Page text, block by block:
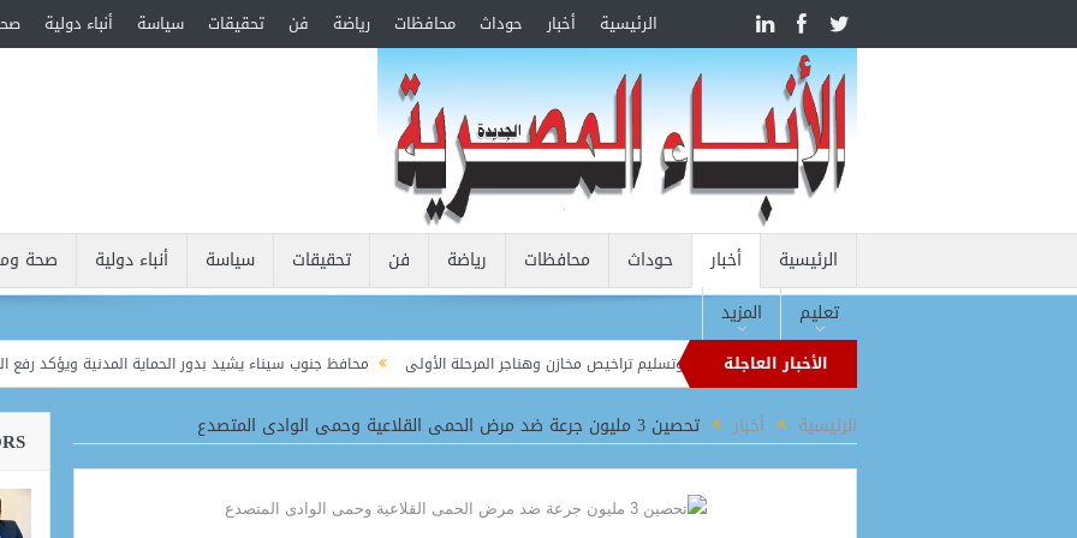
الرئيسية أخبار حوداث محافظات رياضة فن تحقيقات سياسة أنباء دولية
الرئيسية أخبار حوداث محافظات رياضة فن تحقيقات سياسة أنباء دولية صحة
تعليم
المزيد
الأخبار العاجلة
جنوب سيناء يوجه بسرعة استكمال تطوير الرويسات وتسليم تراخيص مخازن وهناجر المرحلة الأولى محافظ جنوب سيناء يشيد بدور الحماية المدنية ويؤكد رفع
يتحرك لضم جيسوس.. وكيل مهاجم آرسنال يظهر في مقر النادي الإيطالي
الرئيسية أخبار تحصين 3 مليون جرعة ضد مرض الحمى القلاعية وحمى الوادى المتصدع